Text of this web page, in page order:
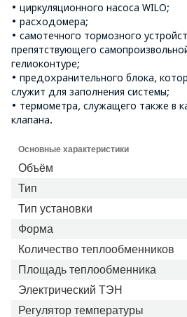
• циркуляционного насоса WILO;
• расходомера;
• самотечного тормозного
препятствующего
гелиоконтуре;
• предохранительного блока,
служит для заполнения системы;
• термометра, служащего также в
клапана.
Подробнее:http://
Основные характеристики
Объём
Тип
Тип установки
Форма
Количество теплообменников
Площадь теплообменника
Электрический ТЭН
Регулятор температуры